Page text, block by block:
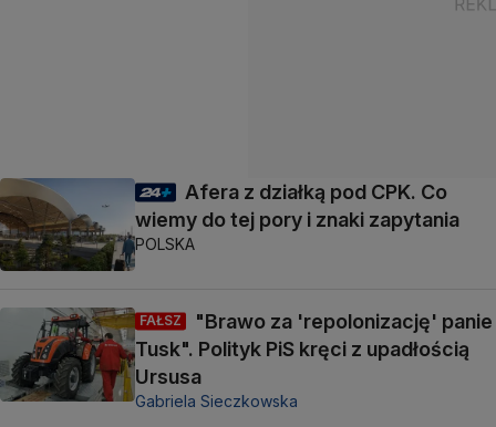
Afera z działką pod CPK. Co
wiemy do tej pory i znaki zapytania
POLSKA
FAŁSZ
"Brawo za 'repolonizację' panie
Tusk". Polityk PiS kręci z upadłością
Ursusa
Gabriela Sieczkowska